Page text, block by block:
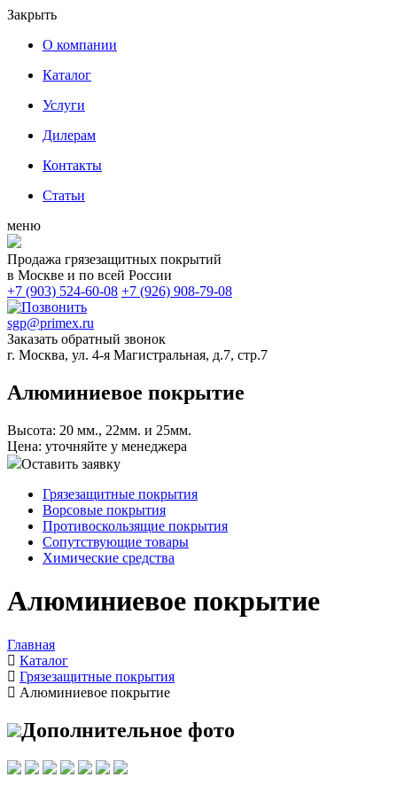
Закрыть
О компании
Каталог
Услуги
Дилерам
Контакты
Статьи
меню
Продажа грязезащитных покрытий
в Москве и по всей России
+7 (903) 524-60-08 +7 (926) 908-79-08
sgp@primex.ru
Заказать обратный звонок
г. Москва, ул. 4-я Магистральная, д.7, стр.7
Алюминиевое покрытие
Высота: 20 мм., 22мм. и 25мм.
Цена: уточняйте у менеджера
Оставить заявку
Грязезащитные покрытия
Ворсовые покрытия
Противоскользящие покрытия
Сопутствующие товары
Химические средства
Алюминиевое покрытие
Главная
Каталог
Грязезащитные покрытия
Алюминиевое покрытие
Дополнительное фото